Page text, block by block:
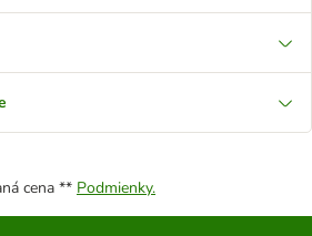
cena ** Podmienky.